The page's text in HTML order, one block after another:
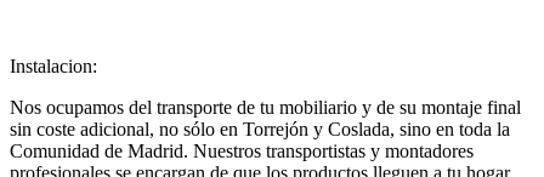
Instalacion:
Nos ocupamos del transporte de tu mobiliario y de su montaje final
sin coste adicional, no sólo en Torrejón y Coslada, sino en toda la
Comunidad de Madrid. Nuestros transportistas y montadores